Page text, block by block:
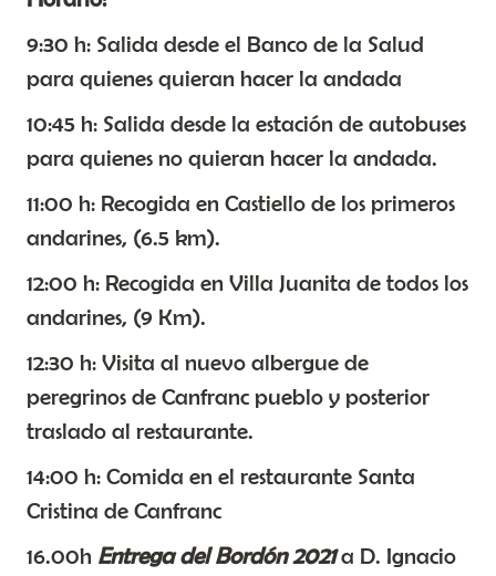
9:30 h: Salida desde el Banco de la Salud
para quienes quieran hacer la andada
10:45 h: Salida desde la estación de autobuses
para quienes no quieran hacer la andada.
11:00 h: Recogida en Castiello de los primeros
andarines, (6.5 km).
12:00 h: Recogida en Villa Juanita de todos los
andarines, (9 Km).
12:30 h: Visita al nuevo albergue de
peregrinos de Canfranc pueblo y posterior
traslado al restaurante.
14:00 h: Comida en el restaurante Santa
Cristina de Canfranc
16.00h Entrega del Bordón 2021a D. Ignacio